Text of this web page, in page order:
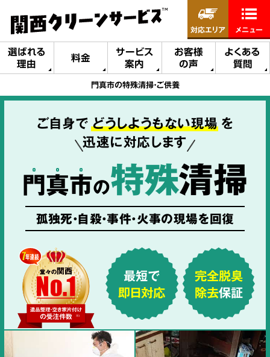
選ばれる
理由
料金
サービス
案内
お客様
の声
よくある
質問
対応エリア メニュー
門真市の特殊清掃・ご供養
ご自身で どうしようもない現場 を
迅速に対応します
門真市の特殊清掃
孤独死・自殺・事件・火事の現場を回復
最短で
即日対応
完全脱臭
除去保証